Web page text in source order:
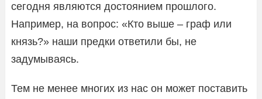
сегодня являются достоянием прошлого.
Например, на вопрос: «Кто выше – граф или
князь?» наши предки ответили бы, не
задумываясь.
Тем не менее многих из нас он может поставить